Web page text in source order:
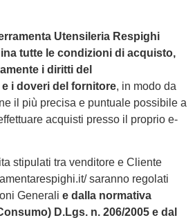
Utensileria Respighi
tutte le condizioni di acquisto,
i diritti del
i doveri del fornitore, in modo da
il più precisa e puntuale possibile a
acquisti presso il proprio e-
stipulati tra venditore e Cliente
saranno regolati
Generali e dalla normativa
D.Lgs. n. 206/2005 e dal